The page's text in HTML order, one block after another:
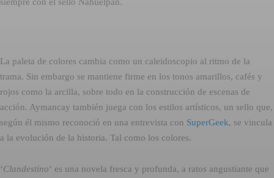
La paleta de colores cambia como un caleidoscopio al ritmo de la
trama. Sin embargo se mantiene firme en los tonos amarillos, cafés y
rojos como la arcilla, sobre todo en la construcción de escenas de
acción. Aymancay también juega con los estilos artísticos, un sello que,
según él mismo reconoció en una entrevista con SuperGeek, se vincula
a la evolución de la historia. Tal como los colores.
‘Clandestino‘ es una novela fresca y profunda, a ratos angustiante que